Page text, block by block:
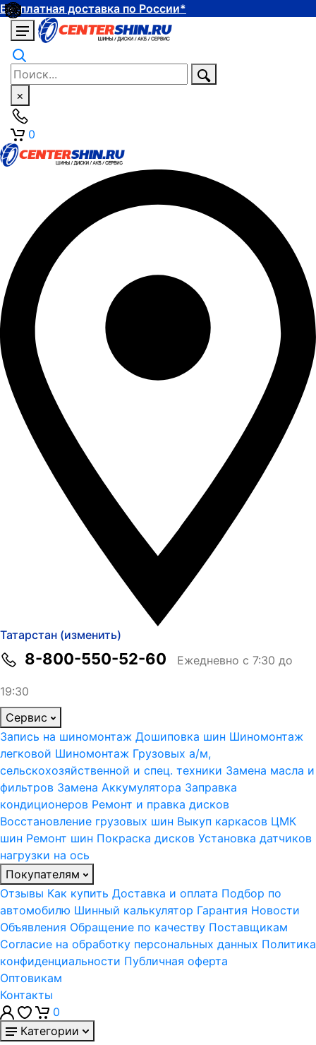
Бесплатная доставка по России*
×
0
Татарстан (изменить)
8-800-550-52-60 Ежедневно с 7:30 до
19:30
Сервис
Запись на шиномонтаж Дошиповка шин Шиномонтаж
легковой Шиномонтаж Грузовых а/м,
сельскохозяйственной и спец. техники Замена масла и
фильтров Замена Аккумулятора Заправка
кондиционеров Ремонт и правка дисков
Восстановление грузовых шин Выкуп каркасов ЦМК
шин Ремонт шин Покраска дисков Установка датчиков
нагрузки на ось
Покупателям
Отзывы Как купить Доставка и оплата Подбор по
автомобилю Шинный калькулятор Гарантия Новости
Объявления Обращение по качеству Поставщикам
Согласие на обработку персональных данных Политика
конфиденциальности Публичная оферта
Оптовикам
Контакты
0
Категории